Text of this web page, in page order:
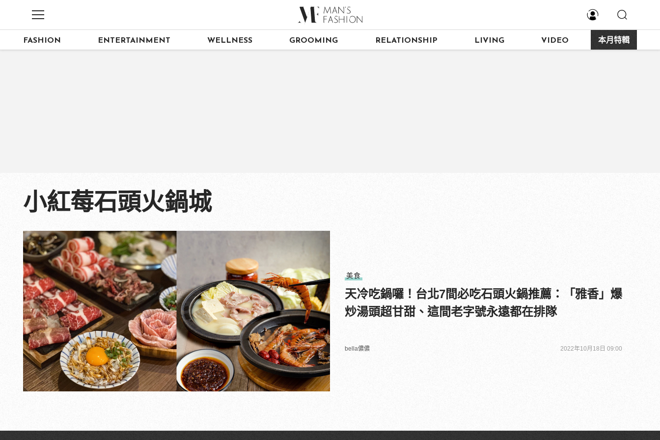
FASHION ENTERTAINMENT WELLNESS GROOMING RELATIONSHIP LIVING VIDEO 本月特輯
小紅莓石頭火鍋城
美食
天冷吃鍋囉！台北7間必吃石頭火鍋推薦：「雅香」爆
炒湯頭超甘甜、這間老字號永遠都在排隊
bella儂儂 2022年10月18日 09:00